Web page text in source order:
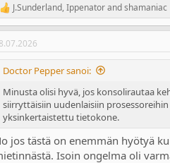
R
c
J.Sunderland, Ippenatorandshamaniac
Doctor Pepper sanoi:
Minusta olisi hyvä, jos konsolirautaa
siirryttäisiin uudenlaisiin
yksinkertaistettu tietokone.
jos tästä on enemmän hyötyä
Isoin ongelma oli